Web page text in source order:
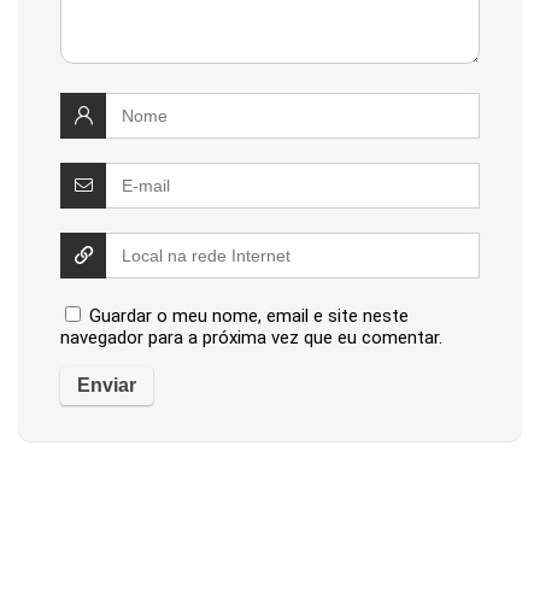
Guardar o meu nome, email e site neste
navegador para a próxima vez que eu comentar.